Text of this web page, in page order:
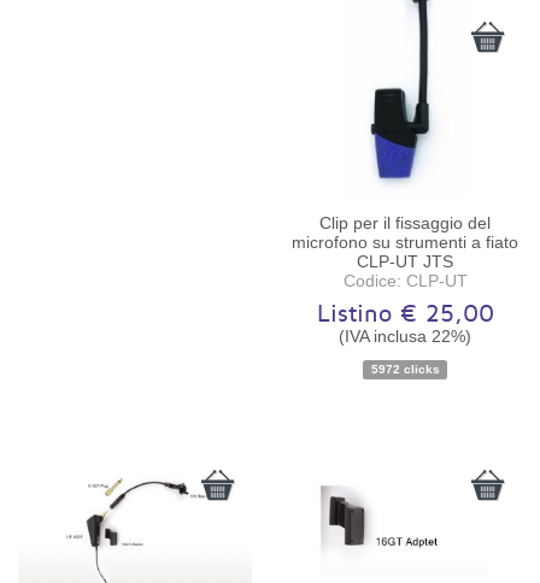
Disponibilità:Disponibile
Clip per il fissaggio del
microfono su strumenti a fiato
CLP-UT JTS
Codice: CLP-UT
Listino € 25,00
(IVA inclusa 22%)
5972 clicks